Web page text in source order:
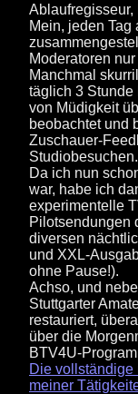
Mein, jeden
Moderatoren
Manchmal
täglich 3 Stunde
von Müdigkeit
beobachtet und
Zuschauer-
Da ich nun
war, habe ich
experimentelle
Pilotsendungen
diversen
und XXL-
ohne Pause!).
Achso, und
Stuttgarter
restauriert,
über die
BTV4U-
Die
meiner